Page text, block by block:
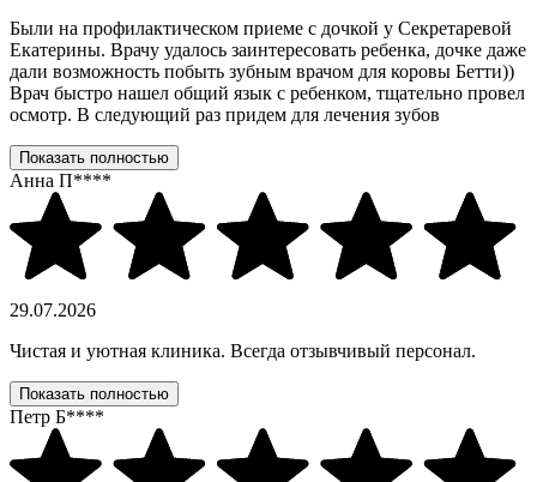
Были на профилактическом приеме с дочкой у Секретаревой
Екатерины. Врачу удалось заинтересовать ребенка, дочке даже
дали возможность побыть зубным врачом для коровы Бетти))
Врач быстро нашел общий язык с ребенком, тщательно провел
осмотр. В следующий раз придем для лечения зубов
Показать полностью
Анна П****
29.07.2026
Чистая и уютная клиника. Всегда отзывчивый персонал.
Показать полностью
Петр Б****